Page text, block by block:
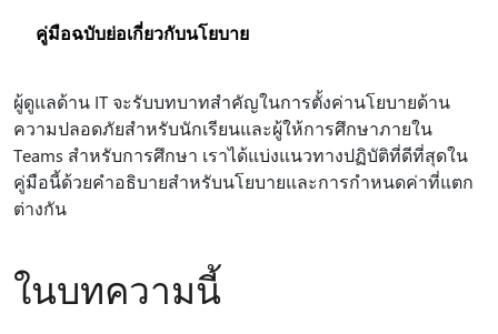
คู่มือฉบับย่อเกี่ยวกับนโยบาย
ผู้ดูแลด้าน IT จะรับบทบาทสำคัญในการตั้งค่านโยบายด้าน
ความปลอดภัยสำหรับนักเรียนและผู้ให้การศึกษาภายใน
Teams สำหรับการศึกษา เราได้แบ่งแนวทางปฏิบัติที่ดีที่สุดใน
คู่มือนี้ด้วยคำอธิบายสำหรับนโยบายและการกำหนดค่าที่แตก
ต่างกัน
ในบทความนี้